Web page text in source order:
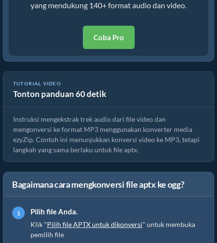
yang mendukung 140+ format audio dan video.
Coba Pro
TUTORIAL VIDEO
Tonton panduan 60 detik
Cara Mengonversi File aptx Online Gratis
Instruksi mengekstrak trek audio dari file video dan
mengonversi ke format MP3 menggunakan konverter media
ezyZip. Contoh ini menunjukkan konversi video ke MP3, tetapi
langkah yang sama berlaku untuk file aptx.
Bagaimana cara mengkonversi file aptx ke ogg?
Pilih file Anda.
Klik "Pilih file APTX untuk dikonversi" untuk membuka
pemilih file